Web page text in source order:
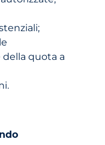
quota a